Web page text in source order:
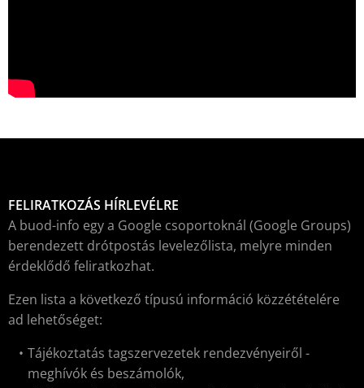
FELIRATKOZÁS HÍRLEVÉLRE
A buod-info egy a Google csoportoknál (Google Groups)
berendezett drótpostás levelezőlista, melyre minden
érdeklődő feliratkozhat.
Ezen lista a következő típusú információ közzétételére
ad lehetőséget:
Tájékoztatás tagszervezetek rendezvényeiről -
meghívók és beszámolók,